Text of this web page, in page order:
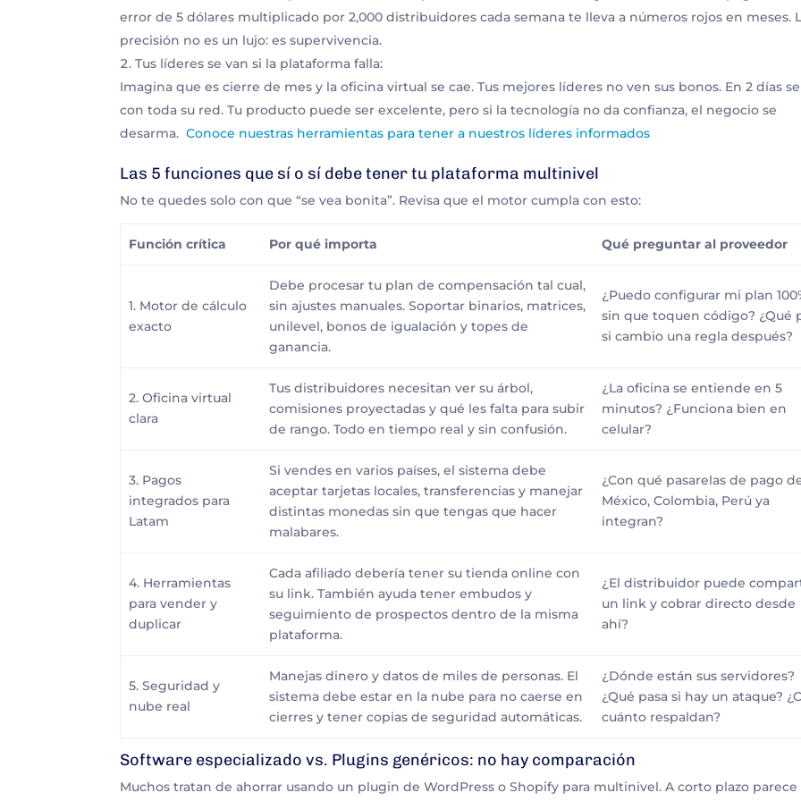
error de 5 dólares multiplicado por 2,000 distribuidores cada semana te lleva a números rojos en meses.
precisión no es un lujo: es supervivencia.
Tus líderes se van si la plataforma falla:
Imagina que es cierre de mes y la oficina virtual se cae. Tus mejores líderes no ven sus bonos. En 2 días
con toda su red. Tu producto puede ser excelente, pero si la tecnología no da confianza, el negocio se
desarma.Conoce nuestras herramientas para tener a nuestros líderes informados
Las 5 funciones que sí o sí debe tener tu plataforma multinivel
No te quedes solo con que “se vea bonita”. Revisa que el motor cumpla con esto:
Función crítica Por qué importa Qué preguntar al proveedor
1. Motor de cálculo
exacto
Debe procesar tu plan de compensación tal cual,
sin ajustes manuales. Soportar binarios, matrices,
unilevel, bonos de igualación y topes de
ganancia.
¿Puedo configurar mi plan
sin que toquen código? ¿Qué
si cambio una regla después?
2. Oficina virtual
clara
Tus distribuidores necesitan ver su árbol,
comisiones proyectadas y qué les falta para subir
de rango. Todo en tiempo real y sin confusión.
¿La oficina se entiende en 5
minutos? ¿Funciona bien en
celular?
3. Pagos
integrados para
Latam
Si vendes en varios países, el sistema debe
aceptar tarjetas locales, transferencias y manejar
distintas monedas sin que tengas que hacer
malabares.
¿Con qué pasarelas de pago
México, Colombia, Perú ya
integran?
4. Herramientas
para vender y
duplicar
Cada afiliado debería tener su tienda online con
su link. También ayuda tener embudos y
seguimiento de prospectos dentro de la misma
plataforma.
¿El distribuidor puede
un link y cobrar directo desde
ahí?
5. Seguridad y
nube real
Manejas dinero y datos de miles de personas. El
sistema debe estar en la nube para no caerse en
cierres y tener copias de seguridad automáticas.
¿Dónde están sus servidores?
¿Qué pasa si hay un ataque?
cuánto respaldan?
Software especializado vs. Plugins genéricos: no hay comparación
Muchos tratan de ahorrar usando un plugin de WordPress o Shopify para multinivel. A corto plazo parece